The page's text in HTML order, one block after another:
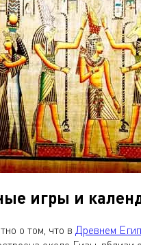
игры и
о том, что в Древнем